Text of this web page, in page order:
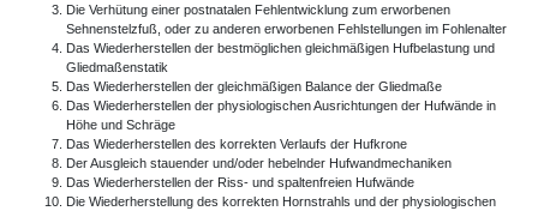
Die Verhütung einer postnatalen Fehlentwicklung zum erworbenen
Sehnenstelzfuß, oder zu anderen erworbenen Fehlstellungen im Fohlenalter
Das Wiederherstellen der bestmöglichen gleichmäßigen Hufbelastung und
Gliedmaßenstatik
Das Wiederherstellen der gleichmäßigen Balance der Gliedmaße
Das Wiederherstellen der physiologischen Ausrichtungen der Hufwände in
Höhe und Schräge
Das Wiederherstellen des korrekten Verlaufs der Hufkrone
Der Ausgleich stauender und/oder hebelnder Hufwandmechaniken
Das Wiederherstellen der Riss- und spaltenfreien Hufwände
Die Wiederherstellung des korrekten Hornstrahls und der physiologischen